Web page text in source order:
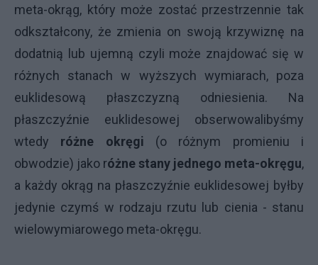
meta-okrąg, który może zostać przestrzennie tak
odkształcony, że zmienia on swoją krzywiznę na
dodatnią lub ujemną czyli może znajdować się w
różnych stanach w wyższych wymiarach, poza
euklidesową płaszczyzną odniesienia. Na
płaszczyźnie euklidesowej obserwowalibyśmy
wtedy różne okręgi (o różnym promieniu i
obwodzie) jako różne stany jednego meta-okręgu,
a każdy okrąg na płaszczyźnie euklidesowej byłby
jedynie czymś w rodzaju rzutu lub cienia - stanu
wielowymiarowego meta-okręgu.